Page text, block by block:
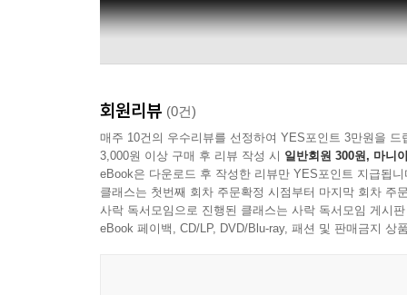
회원리뷰 (0건)
매주 10건의 우수리뷰를 선정하여 YES포인트 3만원을 드
3,000원 이상 구매 후 리뷰 작성 시 일반회원 300원, 마니
eBook은 다운로드 후 작성한 리뷰만 YES포인트 지급됩니
클래스는 첫번째 회차 주문확정 시점부터 마지막 회차 주
사락 독서모임으로 진행된 클래스는 사락 독서모임 게시
eBook 페이백, CD/LP, DVD/Blu-ray, 패션 및 판매금지 상